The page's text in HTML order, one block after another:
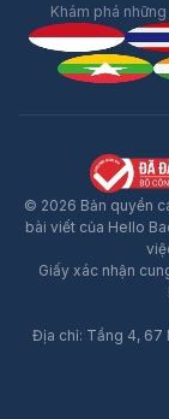
Khám phá
© 2026 Bản quyền
bài viết của Hello
Giấy xác nhận
Địa chỉ: Tầng 4, 67